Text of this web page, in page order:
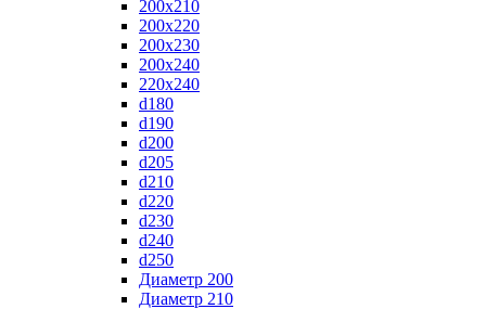
200x210
200x220
200x230
200x240
220x240
d180
d190
d200
d205
d210
d220
d230
d240
d250
Диаметр 200
Диаметр 210